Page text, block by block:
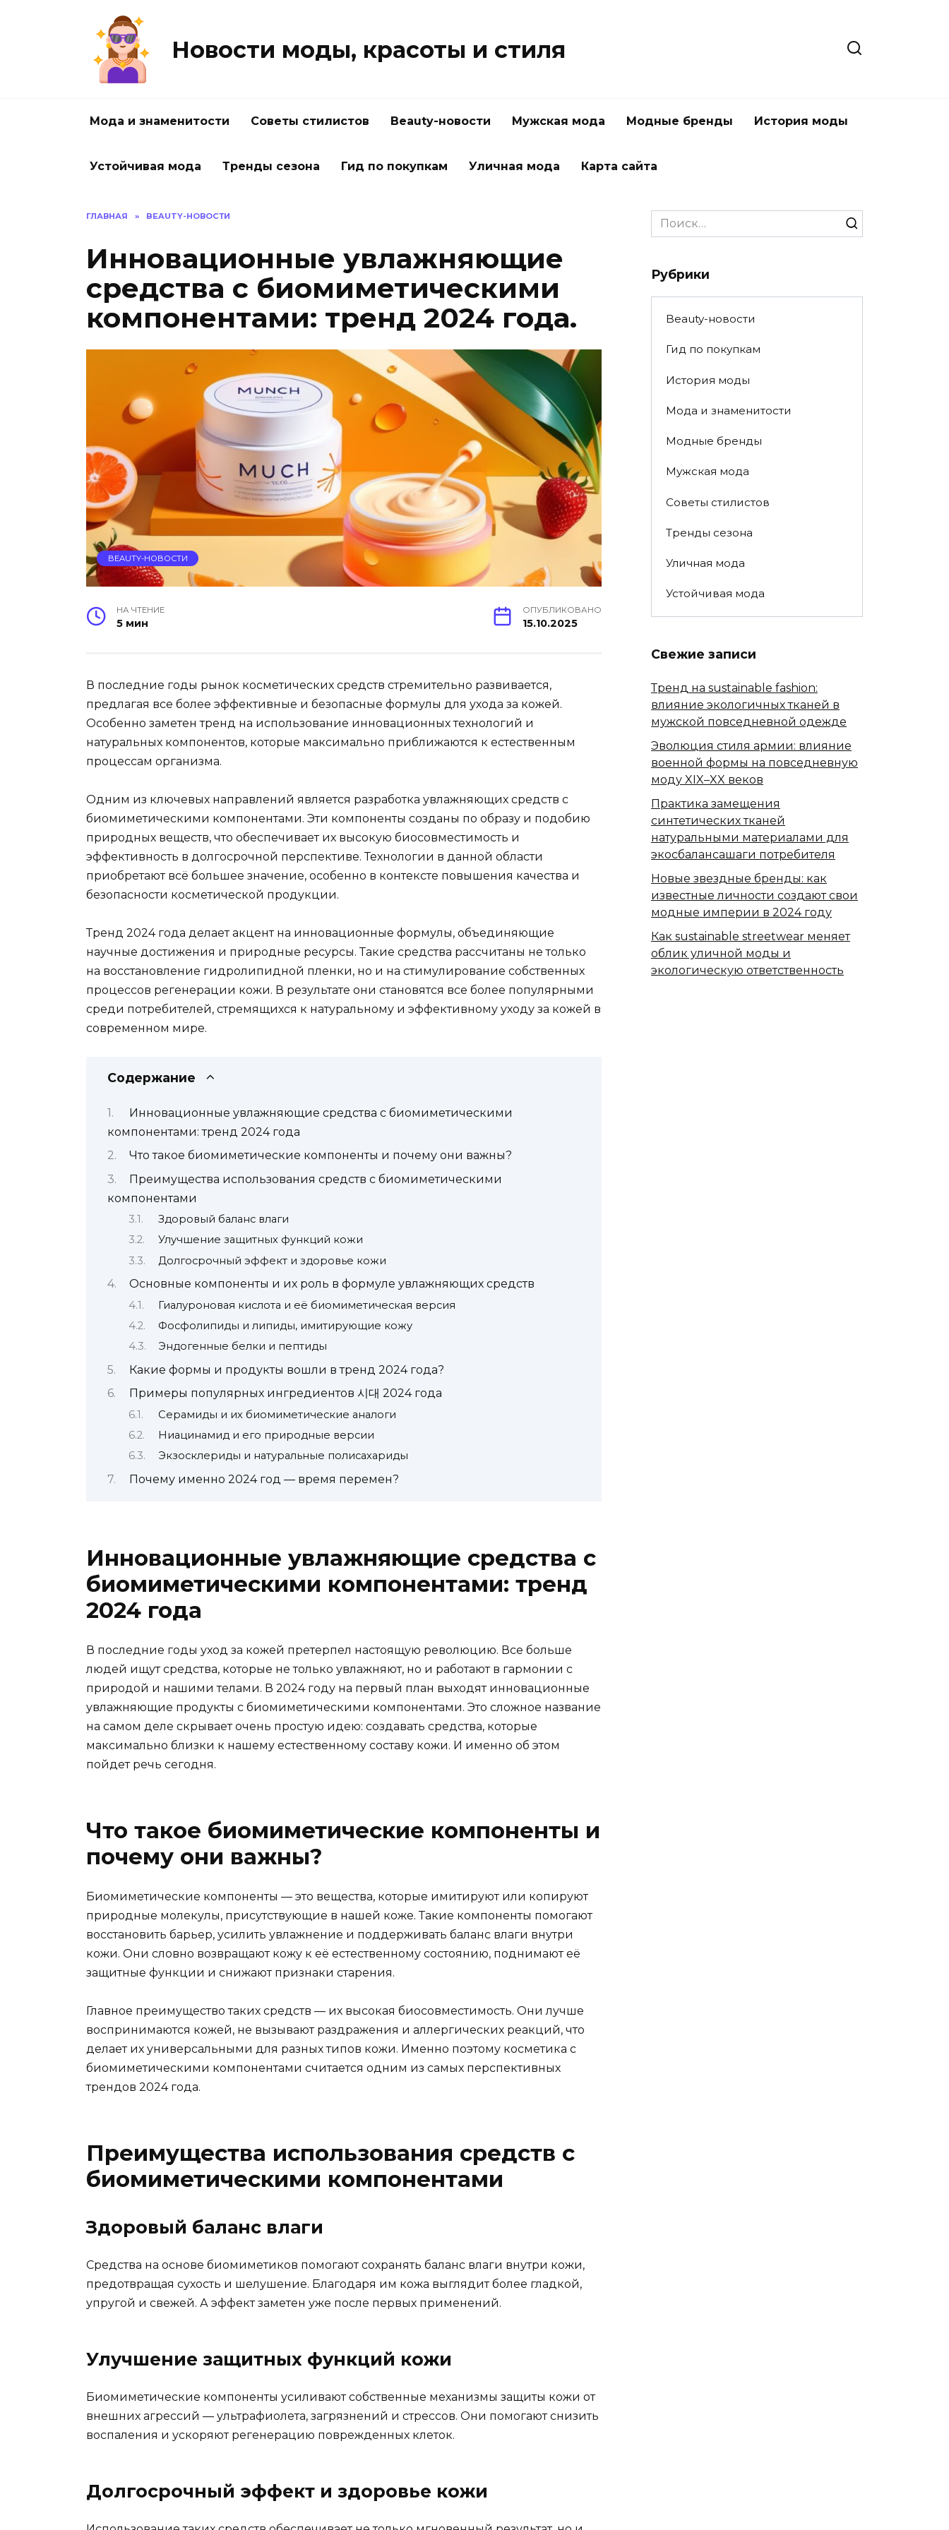
Новости моды, красоты и стиля
Мода и знаменитости Советы стилистов Beauty-новости Мужская мода Модные бренды История моды
Устойчивая мода Тренды сезона Гид по покупкам Уличная мода Карта сайта
ГЛАВНАЯ » BEAUTY-НОВОСТИ
Инновационные увлажняющие
средства с биомиметическими
компонентами: тренд 2024 года.
BEAUTY-НОВОСТИ
НА ЧТЕНИЕ
5 мин
ОПУБЛИКОВАНО
15.10.2025
В последние годы рынок косметических средств стремительно развивается,
предлагая все более эффективные и безопасные формулы для ухода за кожей.
Особенно заметен тренд на использование инновационных технологий и
натуральных компонентов, которые максимально приближаются к естественным
процессам организма.
Одним из ключевых направлений является разработка увлажняющих средств с
биомиметическими компонентами. Эти компоненты созданы по образу и подобию
природных веществ, что обеспечивает их высокую биосовместимость и
эффективность в долгосрочной перспективе. Технологии в данной области
приобретают всё большее значение, особенно в контексте повышения качества и
безопасности косметической продукции.
Тренд 2024 года делает акцент на инновационные формулы, объединяющие
научные достижения и природные ресурсы. Такие средства рассчитаны не только
на восстановление гидролипидной пленки, но и на стимулирование собственных
процессов регенерации кожи. В результате они становятся все более популярными
среди потребителей, стремящихся к натуральному и эффективному уходу за кожей в
современном мире.
Содержание
Инновационные увлажняющие средства с биомиметическими
компонентами: тренд 2024 года
Что такое биомиметические компоненты и почему они важны?
Преимущества использования средств с биомиметическими
компонентами
Здоровый баланс влаги
Улучшение защитных функций кожи
Долгосрочный эффект и здоровье кожи
Основные компоненты и их роль в формуле увлажняющих средств
Гиалуроновая кислота и её биомиметическая версия
Фосфолипиды и липиды, имитирующие кожу
Эндогенные белки и пептиды
Какие формы и продукты вошли в тренд 2024 года?
Примеры популярных ингредиентов 시대 2024 года
Серамиды и их биомиметические аналоги
Ниацинамид и его природные версии
Экзосклериды и натуральные полисахариды
Почему именно 2024 год — время перемен?
Инновационные увлажняющие средства с
биомиметическими компонентами: тренд
2024 года
В последние годы уход за кожей претерпел настоящую революцию. Все больше
людей ищут средства, которые не только увлажняют, но и работают в гармонии с
природой и нашими телами. В 2024 году на первый план выходят инновационные
увлажняющие продукты с биомиметическими компонентами. Это сложное название
на самом деле скрывает очень простую идею: создавать средства, которые
максимально близки к нашему естественному составу кожи. И именно об этом
пойдет речь сегодня.
Что такое биомиметические компоненты и
почему они важны?
Биомиметические компоненты — это вещества, которые имитируют или копируют
природные молекулы, присутствующие в нашей коже. Такие компоненты помогают
восстановить барьер, усилить увлажнение и поддерживать баланс влаги внутри
кожи. Они словно возвращают кожу к её естественному состоянию, поднимают её
защитные функции и снижают признаки старения.
Главное преимущество таких средств — их высокая биосовместимость. Они лучше
воспринимаются кожей, не вызывают раздражения и аллергических реакций, что
делает их универсальными для разных типов кожи. Именно поэтому косметика с
биомиметическими компонентами считается одним из самых перспективных
трендов 2024 года.
Преимущества использования средств с
биомиметическими компонентами
Здоровый баланс влаги
Средства на основе биомиметиков помогают сохранять баланс влаги внутри кожи,
предотвращая сухость и шелушение. Благодаря им кожа выглядит более гладкой,
упругой и свежей. А эффект заметен уже после первых применений.
Улучшение защитных функций кожи
Биомиметические компоненты усиливают собственные механизмы защиты кожи от
внешних агрессий — ультрафиолета, загрязнений и стрессов. Они помогают снизить
воспаления и ускоряют регенерацию поврежденных клеток.
Долгосрочный эффект и здоровье кожи
Search
for:
Рубрики
Beauty-новости
Гид по покупкам
История моды
Мода и знаменитости
Модные бренды
Мужская мода
Советы стилистов
Тренды сезона
Уличная мода
Устойчивая мода
Свежие записи
Тренд на sustainable fashion:
влияние экологичных тканей в
мужской повседневной одежде
Эволюция стиля армии: влияние
военной формы на повседневную
моду XIX–XX веков
Практика замещения
синтетических тканей
натуральными материалами для
экосбалансашаги потребителя
Новые звездные бренды: как
известные личности создают свои
модные империи в 2024 году
Как sustainable streetwear меняет
облик уличной моды и
экологическую ответственность